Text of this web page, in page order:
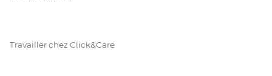
Travailler chez Click&Care